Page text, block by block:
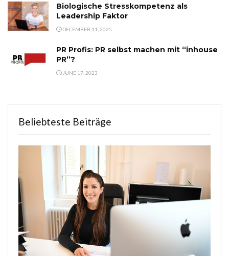
Biologische Stresskompetenz als
Leadership Faktor
DECEMBER 11, 2025
PR Profis: PR selbst machen mit “inhouse
PR”?
JUNE 17, 2023
Beliebteste Beiträge